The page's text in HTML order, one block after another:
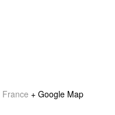
France + Google Map